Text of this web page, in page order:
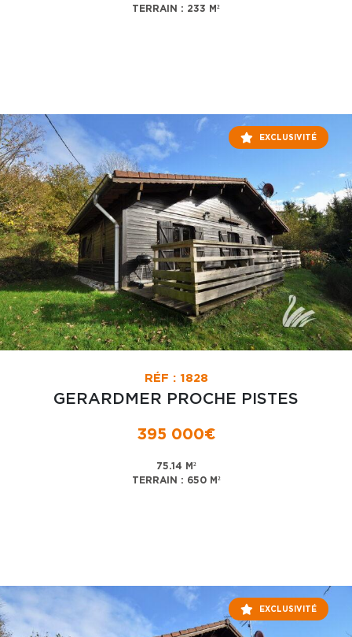
TERRAIN : 233 M²
EXCLUSIVITÉ
RÉF : 1828
GERARDMER PROCHE PISTES
395 000€
75.14 M²
TERRAIN : 650 M²
EXCLUSIVITÉ